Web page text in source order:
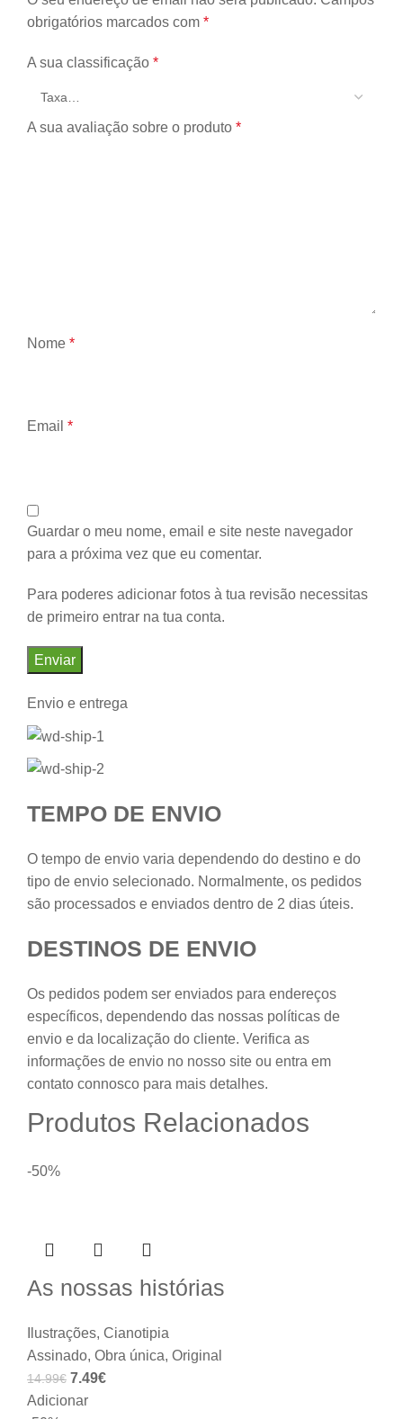
obrigatórios marcados com *
A sua classificação *
A sua avaliação sobre o produto *
Nome *
Email *
Guardar o meu nome, email e site neste navegador
para a próxima vez que eu comentar.
Para poderes adicionar fotos à tua revisão necessitas
de primeiro entrar na tua conta.
Envio e entrega
TEMPO DE ENVIO
O tempo de envio varia dependendo do destino e do
tipo de envio selecionado. Normalmente, os pedidos
são processados e enviados dentro de 2 dias úteis.
DESTINOS DE ENVIO
Os pedidos podem ser enviados para endereços
específicos, dependendo das nossas políticas de
envio e da localização do cliente. Verifica as
informações de envio no nosso site ou entra em
contato connosco para mais detalhes.
Produtos Relacionados
-50%
As nossas histórias
Ilustrações, Cianotipia
Assinado, Obra única, Original
14.99€ 7.49€
Adicionar